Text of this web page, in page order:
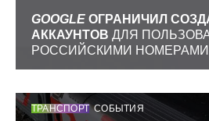
GOOGLE ОГРАНИЧИЛ
АККАУНТОВ ДЛЯ
РОССИЙСКИМИ НОМЕРАМИ
ТРАНСПОРТ СОБЫТИЯ